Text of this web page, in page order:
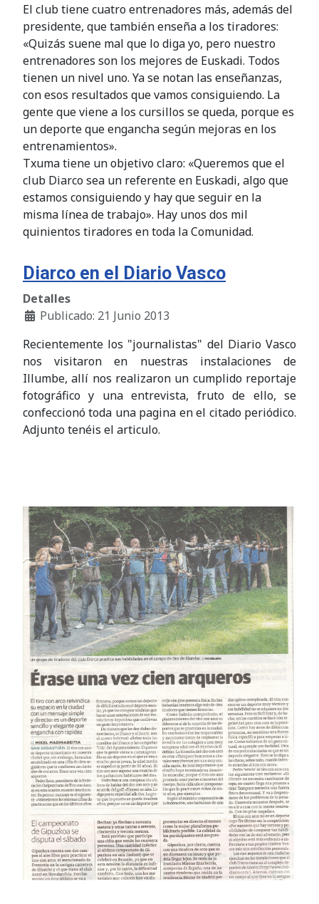
El club tiene cuatro entrenadores más, además del
presidente, que también enseña a los tiradores:
«Quizás suene mal que lo diga yo, pero nuestro
entrenadores son los mejores de Euskadi. Todos
tienen un nivel uno. Ya se notan las enseñanzas,
con esos resultados que vamos consiguiendo. La
gente que viene a los cursillos se queda, porque es
un deporte que engancha según mejoras en los
entrenamientos».
Txuma tiene un objetivo claro: «Queremos que el
club Diarco sea un referente en Euskadi, algo que
estamos consiguiendo y hay que seguir en la
misma línea de trabajo». Hay unos dos mil
quinientos tiradores en toda la Comunidad.
Diarco en el Diario Vasco
Detalles
Publicado: 21 Junio 2013
Recientemente los "journalistas" del Diario Vasco
nos visitaron en nuestras instalaciones de
Illumbe, allí nos realizaron un cumplido reportaje
fotográfico y una entrevista, fruto de ello, se
confeccionó toda una pagina en el citado periódico.
Adjunto tenéis el articulo.